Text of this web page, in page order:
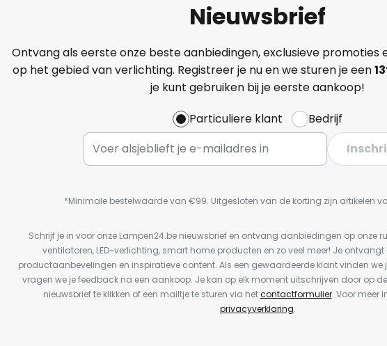
Nieuwsbrief
Ontvang als eerste onze beste aanbiedingen, exclusieve promoties
op het gebied van verlichting. Registreer je nu en we sturen je een
je kunt gebruiken bij je eerste aankoop!
Particuliere klant
Bedrijf
*Minimale bestelwaarde van €99. Uitgesloten van de korting zijn artikelen
Schrijf je in voor onze Lampen24.be nieuwsbrief en ontvang aanbiedingen op onze
ventilatoren, LED-verlichting, smart home producten en zo veel meer! Je ontvangt
productaanbevelingen en inspiratieve content. Als een gewaardeerde klant vinden
vragen we je feedback na een aankoop. Je kan op elk moment uitschrijven door op
nieuwsbrief te klikken of een mailtje te sturen via hetcontactformulier. Voor meer
privacyverklaring.